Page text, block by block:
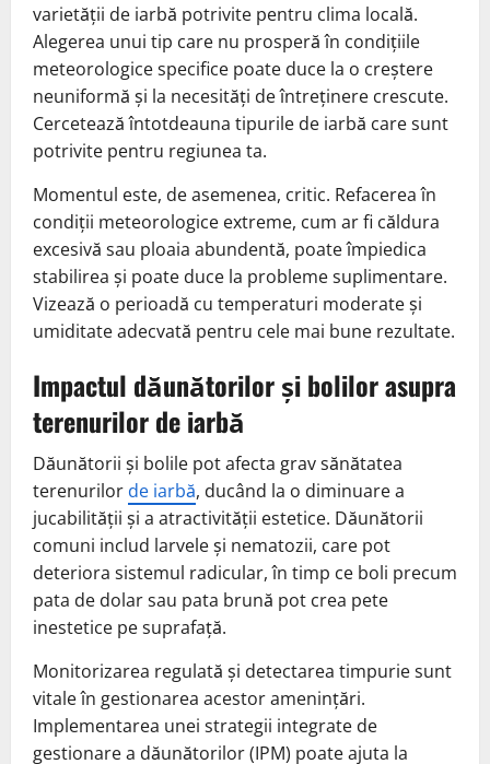
varietății de iarbă potrivite pentru clima locală.
Alegerea unui tip care nu prosperă în condițiile
meteorologice specifice poate duce la o creștere
neuniformă și la necesități de întreținere crescute.
Cercetează întotdeauna tipurile de iarbă care sunt
potrivite pentru regiunea ta.
Momentul este, de asemenea, critic. Refacerea în
condiții meteorologice extreme, cum ar fi căldura
excesivă sau ploaia abundentă, poate împiedica
stabilirea și poate duce la probleme suplimentare.
Vizează o perioadă cu temperaturi moderate și
umiditate adecvată pentru cele mai bune rezultate.
Impactul dăunătorilor și bolilor asupra
terenurilor de iarbă
Dăunătorii și bolile pot afecta grav sănătatea
terenurilor de iarbă, ducând la o diminuare a
jucabilității și a atractivității estetice. Dăunătorii
comuni includ larvele și nematozii, care pot
deteriora sistemul radicular, în timp ce boli precum
pata de dolar sau pata brună pot crea pete
inestetice pe suprafață.
Monitorizarea regulată și detectarea timpurie sunt
vitale în gestionarea acestor amenințări.
Implementarea unei strategii integrate de
gestionare a dăunătorilor (IPM) poate ajuta la